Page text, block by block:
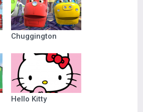
Chuggington
Hello Kitty